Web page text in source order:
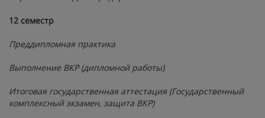
12 семестр
Преддипломная практика
Выполнение ВКР (дипломной работы)
Итоговая государственная аттестация (Государственный
комплексный экзамен, защита ВКР)